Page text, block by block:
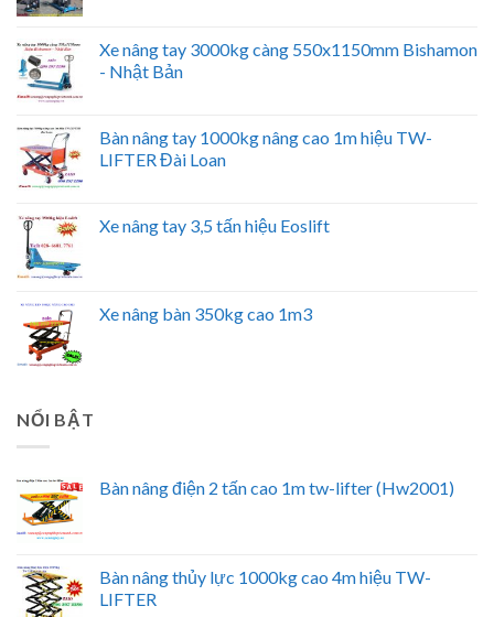
Xe nâng tay 3000kg càng 550x1150mm Bishamon
- Nhật Bản
Bàn nâng tay 1000kg nâng cao 1m hiệu TW-
LIFTER Đài Loan
Xe nâng tay 3,5 tấn hiệu Eoslift
Xe nâng bàn 350kg cao 1m3
NỔI BẬT
Bàn nâng điện 2 tấn cao 1m tw-lifter (Hw2001)
Bàn nâng thủy lực 1000kg cao 4m hiệu TW-
LIFTER